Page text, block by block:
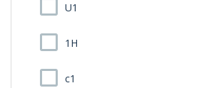
U1
1H
c1